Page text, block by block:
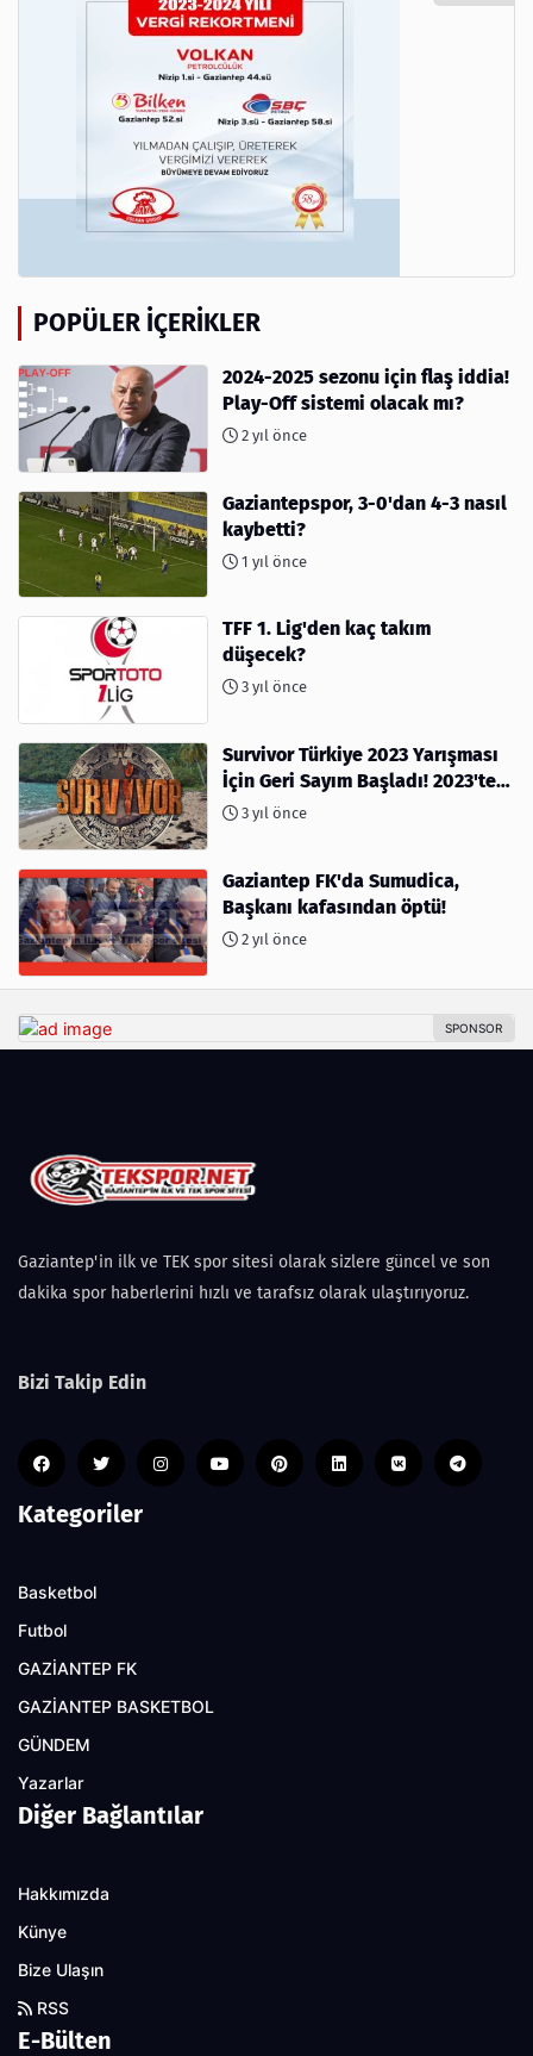
POPÜLER İÇERIKLER
2024-2025 sezonu için flaş iddia!
Play-Off sistemi olacak mı?
2 yıl önce
Gaziantepspor, 3-0'dan 4-3 nasıl
kaybetti?
1 yıl önce
TFF 1. Lig'den kaç takım
düşecek?
3 yıl önce
Survivor Türkiye 2023 Yarışması
İçin Geri Sayım Başladı! 2023'te
kimler var?
3 yıl önce
Gaziantep FK'da Sumudica,
Başkanı kafasından öptü!
2 yıl önce
Gaziantep'in ilk ve TEK spor sitesi olarak sizlere güncel ve son
dakika spor haberlerini hızlı ve tarafsız olarak ulaştırıyoruz.
Bizi Takip Edin
Kategoriler
Basketbol
Futbol
GAZİANTEP FK
GAZİANTEP BASKETBOL
GÜNDEM
Yazarlar
Diğer Bağlantılar
Hakkımızda
Künye
Bize Ulaşın
RSS
E-Bülten